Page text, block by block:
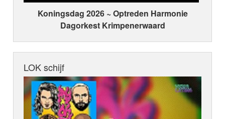
Koningsdag 2026 ~ Optreden Harmonie
Dagorkest Krimpenerwaard
LOK schijf